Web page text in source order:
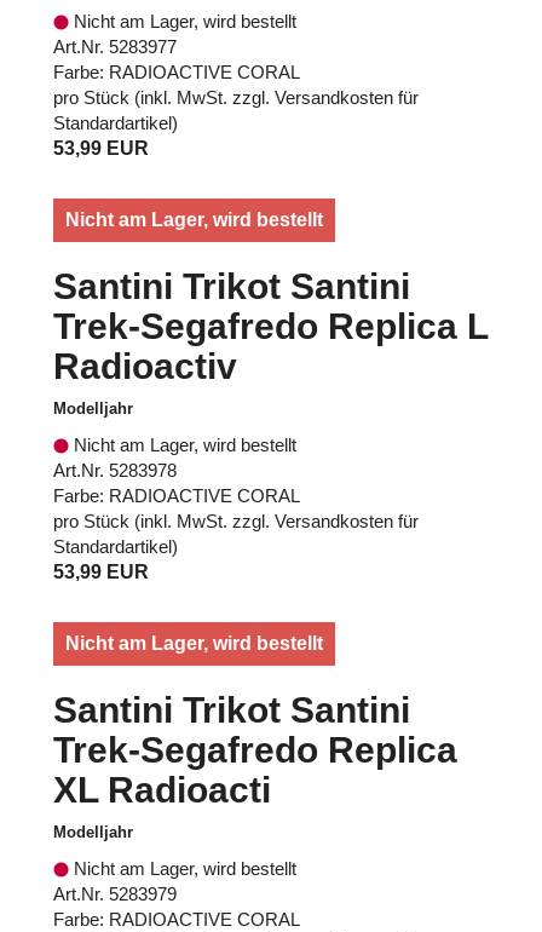
Nicht am Lager, wird bestellt
Art.Nr. 5283977
Farbe: RADIOACTIVE CORAL
pro Stück (inkl. MwSt. zzgl. Versandkosten für
Standardartikel)
53,99 EUR
Nicht am Lager, wird bestellt
Santini Trikot Santini
Trek-Segafredo Replica L
Radioactiv
Modelljahr
Nicht am Lager, wird bestellt
Art.Nr. 5283978
Farbe: RADIOACTIVE CORAL
pro Stück (inkl. MwSt. zzgl. Versandkosten für
Standardartikel)
53,99 EUR
Nicht am Lager, wird bestellt
Santini Trikot Santini
Trek-Segafredo Replica
XL Radioacti
Modelljahr
Nicht am Lager, wird bestellt
Art.Nr. 5283979
Farbe: RADIOACTIVE CORAL